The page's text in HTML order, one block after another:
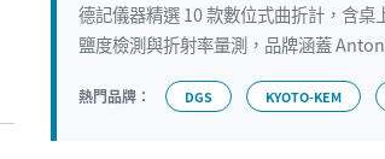
德記儀器精選 10 款數位式曲折計，含
鹽度檢測與折射率量測，品牌涵蓋
熱門品牌： DGS KYOTO-KEM